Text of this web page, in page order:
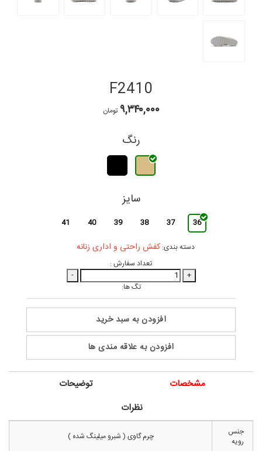
F2410
۹,۳۴۰,۰۰۰ تومان
رنگ
سایز
36
37
38
39
40
41
دسته بندی:کفش راحتی و اداری زنانه
تعداد سفارش :
+
-
تگ ها:
افزودن به سبد خرید
افزودن به علاقه مندی ها
مشخصات
توضیحات
نظرات
جنس
رویه
چرم گاوی ( شبرو میلینگ شده )